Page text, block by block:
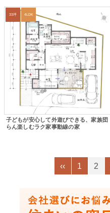
33坪 4LDK
子どもが安心して外遊びできる、家族団
らん楽しむラク家事動線の家
‹‹ 1 2